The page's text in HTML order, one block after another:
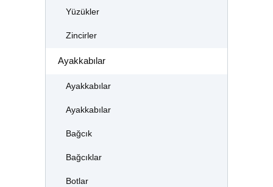
Yüzükler
Zincirler
Ayakkabılar
Ayakkabılar
Ayakkabılar
Bağcık
Bağcıklar
Botlar